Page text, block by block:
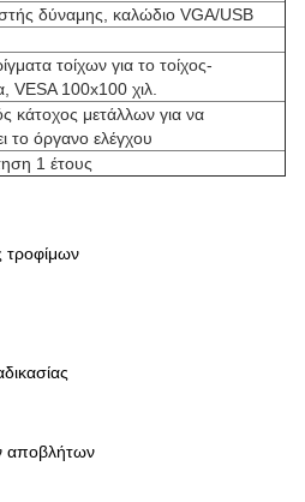
δύναμης, καλώδιο VGA/USB
τοίχων για το τοίχος-
VESA 100x100 χιλ.
κάτοχος μετάλλων για να
το όργανο ελέγχου
1 έτους
τροφίμων
αποβλήτων